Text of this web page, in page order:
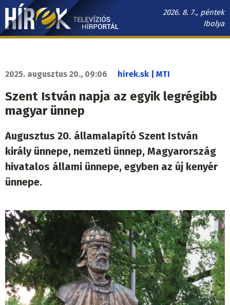
Ugrás
tartalomra
2026. 8. 7., péntek
Ibolya
Hírek.sk
2025. augusztus 20., 09:06 hirek.sk | MTI
Szent István napja az egyik legrégibb
magyar ünnep
Augusztus 20. államalapító Szent István
király ünnepe, nemzeti ünnep, Magyarország
hivatalos állami ünnepe, egyben az új kenyér
ünnepe.